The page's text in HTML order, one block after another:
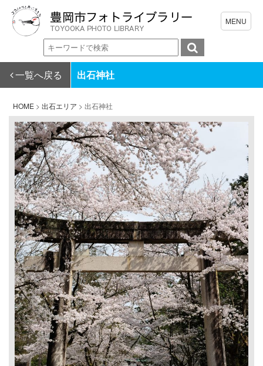
一覧へ戻る 出石神社
HOME > 出石エリア > 出石神社